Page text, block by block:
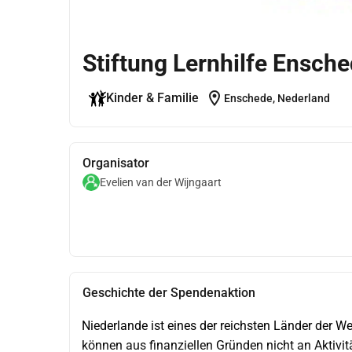
Stiftung Lernhilfe
Kinder & Familie location_on Enschede, Nederland
Organisator
Evelien van der Wijngaart
Geschichte der Spendenaktion
Niederlande ist eines der reichsten Länder der
können aus finanziellen Gründen nicht an